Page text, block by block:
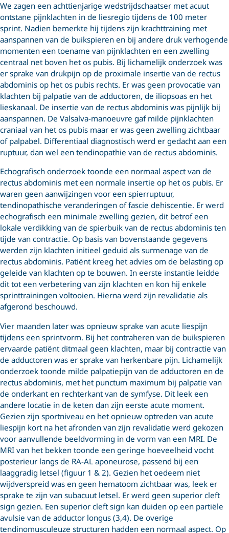
We zagen een achttienjarige wedstrijdschaatser met acuut
ontstane pijnklachten in de liesregio tijdens de 100 meter
sprint. Nadien bemerkte hij tijdens zijn krachttraining met
aanspannen van de buikspieren en bij andere druk verhogende
momenten een toename van pijnklachten en een zwelling
centraal net boven het os pubis. Bij lichamelijk onderzoek was
er sprake van drukpijn op de proximale insertie van de rectus
abdominis op het os pubis rechts. Er was geen provocatie van
klachten bij palpatie van de adductoren, de iliopsoas en het
lieskanaal. De insertie van de rectus abdominis was pijnlijk bij
aanspannen. De Valsalva-manoeuvre gaf milde pijnklachten
craniaal van het os pubis maar er was geen zwelling zichtbaar
of palpabel. Differentiaal diagnostisch werd er gedacht aan een
ruptuur, dan wel een tendinopathie van de rectus abdominis.
Echografisch onderzoek toonde een normaal aspect van de
rectus abdominis met een normale insertie op het os pubis. Er
waren geen aanwijzingen voor een spierruptuur,
tendinopathische veranderingen of fascie dehiscentie. Er werd
echografisch een minimale zwelling gezien, dit betrof een
lokale verdikking van de spierbuik van de rectus abdominis ten
tijde van contractie. Op basis van bovenstaande gegevens
werden zijn klachten initieel geduid als surmenage van de
rectus abdominis. Patiënt kreeg het advies om de belasting op
geleide van klachten op te bouwen. In eerste instantie leidde
dit tot een verbetering van zijn klachten en kon hij enkele
sprinttrainingen voltooien. Hierna werd zijn revalidatie als
afgerond beschouwd.
Vier maanden later was opnieuw sprake van acute liespijn
tijdens een sprintvorm. Bij het contraheren van de buikspieren
ervaarde patiënt ditmaal geen klachten, maar bij contractie van
de adductoren was er sprake van herkenbare pijn. Lichamelijk
onderzoek toonde milde palpatiepijn van de adductoren en de
rectus abdominis, met het punctum maximum bij palpatie van
de onderkant en rechterkant van de symfyse. Dit leek een
andere locatie in de keten dan zijn eerste acute moment.
Gezien zijn sportniveau en het opnieuw optreden van acute
liespijn kort na het afronden van zijn revalidatie werd gekozen
voor aanvullende beeldvorming in de vorm van een MRI. De
MRI van het bekken toonde een geringe hoeveelheid vocht
posterieur langs de RA-AL aponeurose, passend bij een
laaggradig letsel (figuur 1 & 2). Gezien het oedeem niet
wijdverspreid was en geen hematoom zichtbaar was, leek er
sprake te zijn van subacuut letsel. Er werd geen superior cleft
sign gezien. Een superior cleft sign kan duiden op een partiële
avulsie van de adductor longus (3,4). De overige
tendinomusculeuze structuren hadden een normaal aspect. Op